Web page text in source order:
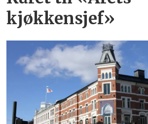
kjøkkensjef»